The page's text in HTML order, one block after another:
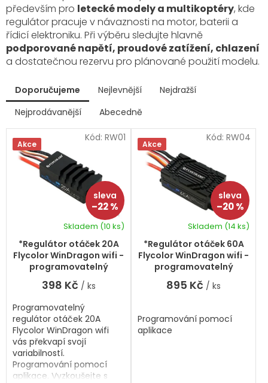
především pro letecké modely a multikoptéry, kde
regulátor pracuje v návaznosti na motor, baterii a
řídicí elektroniku. Při výběru sledujte hlavně
podporované napětí, proudové zatížení, chlazení
a dostatečnou rezervu pro plánované použití modelu.
a
Doporučujeme Nejlevnější
Nejdražší
Nejprodávanější
Abecedně
ý
i
p Akce
–22 %
*Regulátor otáček 20A
Flycolor WinDragon wifi -
programovatelný
Skladem (10 ks)
398 Kč / ks
Programovatelný
regulátor otáček 20A
Flycolor WinDragon wifi
vás překvapí svojí
variabilností.
Programování pomocí
aplikace. Vyzkoušejte s
Kód: RW01
Akce
–20 %
*Regulátor otáček 60A
Flycolor WinDragon wifi -
programovatelný
Skladem (14 ks)
895 Kč / ks
Programování pomocí
aplikace
Kód: RW04